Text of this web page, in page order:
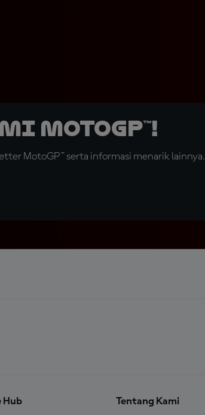
MotoGP™!
MotoGP™ serta informasi menarik lainnya.
Hub Tentang Kami